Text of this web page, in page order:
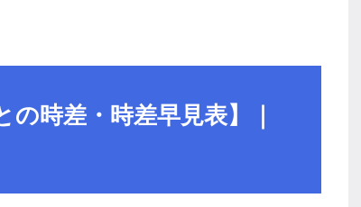
時差・時差早見表】｜